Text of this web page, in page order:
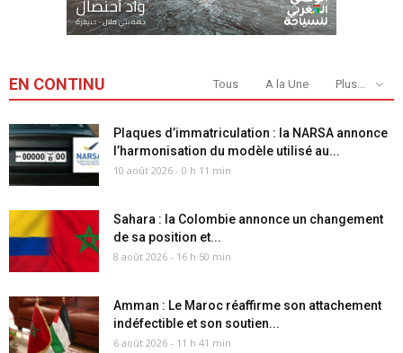
EN CONTINU Tous A la Une Plus...
Plaques d’immatriculation : la NARSA annonce
l’harmonisation du modèle utilisé au...
10 août 2026 - 0 h 11 min
Sahara : la Colombie annonce un changement
de sa position et...
8 août 2026 - 16 h 50 min
Amman : Le Maroc réaffirme son attachement
indéfectible et son soutien...
6 août 2026 - 11 h 41 min